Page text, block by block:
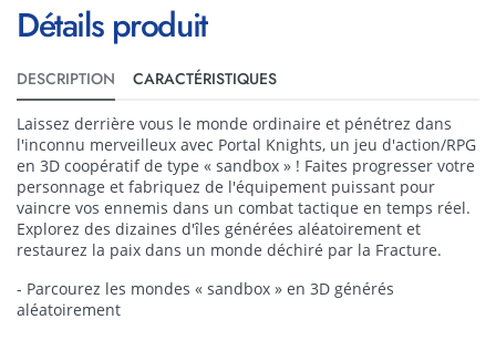
Détails produit
DESCRIPTION CARACTÉRISTIQUES
Laissez derrière vous le monde ordinaire et pénétrez dans
l'inconnu merveilleux avec Portal Knights, un jeu d'action/RPG
en 3D coopératif de type « sandbox » ! Faites progresser votre
personnage et fabriquez de l'équipement puissant pour
vaincre vos ennemis dans un combat tactique en temps réel.
Explorez des dizaines d'îles générées aléatoirement et
restaurez la paix dans un monde déchiré par la Fracture.
- Parcourez les mondes « sandbox » en 3D générés
aléatoirement